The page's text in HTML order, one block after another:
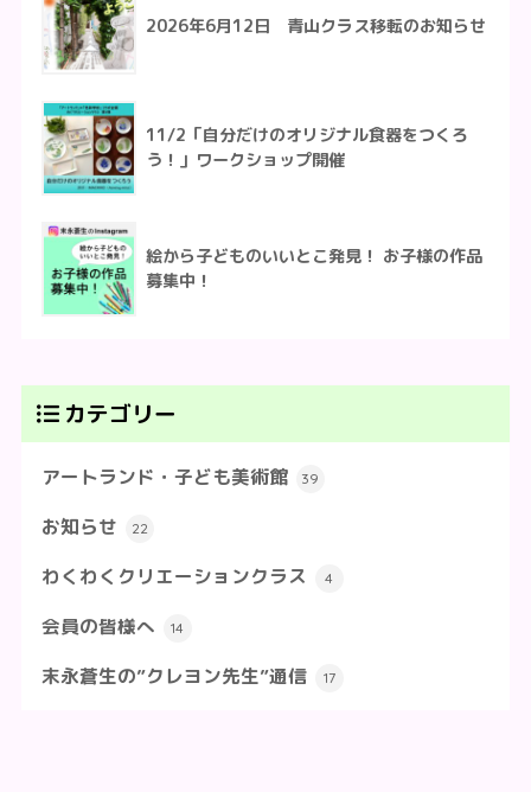
2026年6月12日 青山クラス移転のお知らせ
11/2「自分だけのオリジナル食器をつくろ
う！」ワークショップ開催
絵から子どものいいとこ発見！ お子様の作品
募集中！
カテゴリー
アートランド・子ども美術館 39
お知らせ 22
わくわくクリエーションクラス 4
会員の皆様へ 14
末永蒼生の”クレヨン先生”通信 17